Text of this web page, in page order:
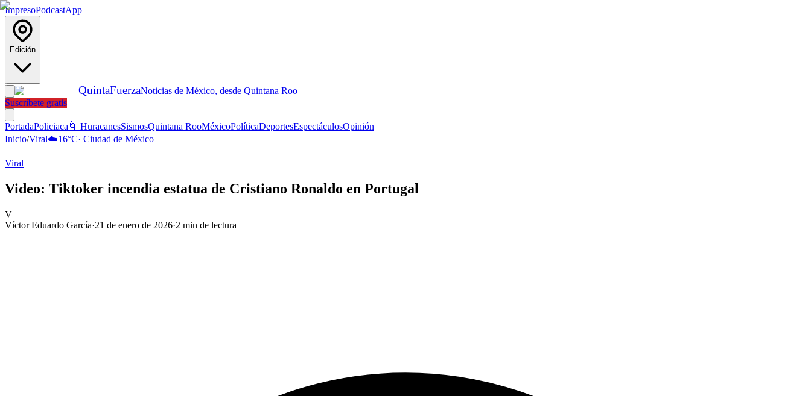
ImpresoPodcastApp
Edición
QuintaFuerzaNoticias de México, desde Quintana Roo
Suscríbete gratis
PortadaPoliciaca 🌀 HuracanesSismosQuintana RooMéxicoPolíticaDeportesEspectáculosOpinión
Inicio/Viral☁️16°C· Ciudad de México
Viral
Video: Tiktoker incendia estatua de Cristiano Ronaldo en Portugal
V
Víctor Eduardo García·21 de enero de 2026·2 min de lectura